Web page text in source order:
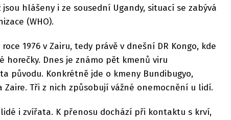
hlášeny i ze sousední Ugandy, situací se zabývá
(WHO).
1976 v Zairu, tedy právě v dnešní DR Kongo, kde
horečky. Dnes je známo pět kmenů viru
původu. Konkrétně jde o kmeny Bundibugyo,
Zaire. Tři z nich způsobují vážné onemocnění u lidí.
i zvířata. K přenosu dochází při kontaktu s krví,